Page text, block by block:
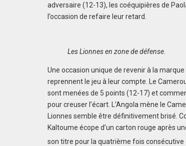
adversaire (12-13), les coéquipières de
l’occasion de refaire leur retard.
Les Lionnes en zone de défense.
Une occasion unique de revenir à la
reprennent le jeu à leur compte. Le
sont menées de 5 points (12-17) et
pour creuser l’écart. L’Angola mène le
Lionnes semble être définitivement brisé.
Kaltoume écope d’un carton rouge après
son titre pour la quatrième fois